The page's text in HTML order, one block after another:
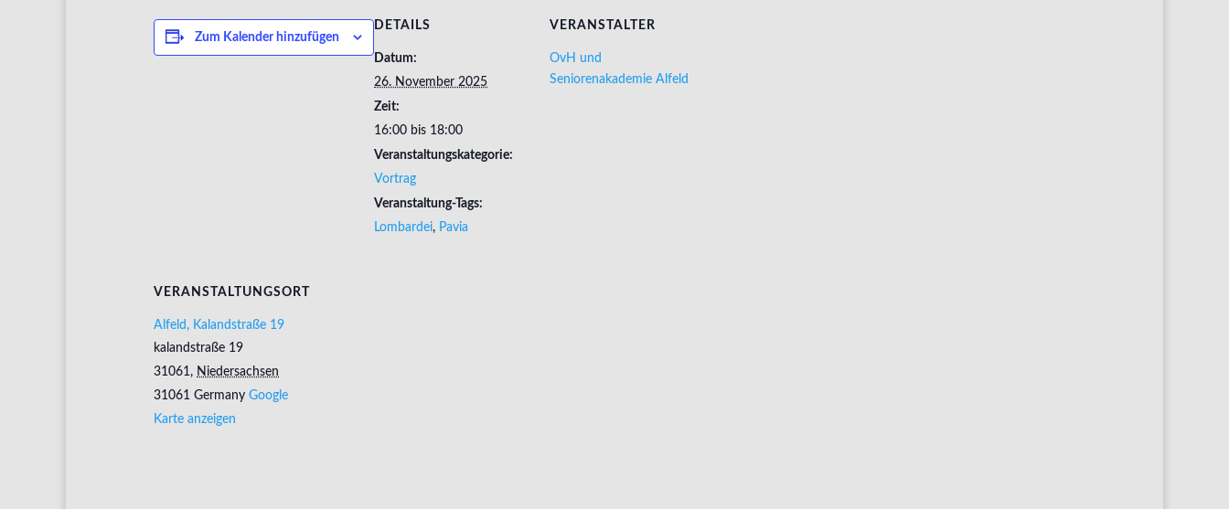
Zum Kalender hinzufügen
DETAILS
Datum:
26. November 2025
Zeit:
16:00 bis 18:00
Veranstaltungskategorie:
Vortrag
Veranstaltung-Tags:
Lombardei, Pavia
VERANSTALTER
OvH und
Seniorenakademie Alfeld
VERANSTALTUNGSORT
Alfeld, Kalandstraße 19
kalandstraße 19
31061, Niedersachsen
31061 Germany Google
Karte anzeigen